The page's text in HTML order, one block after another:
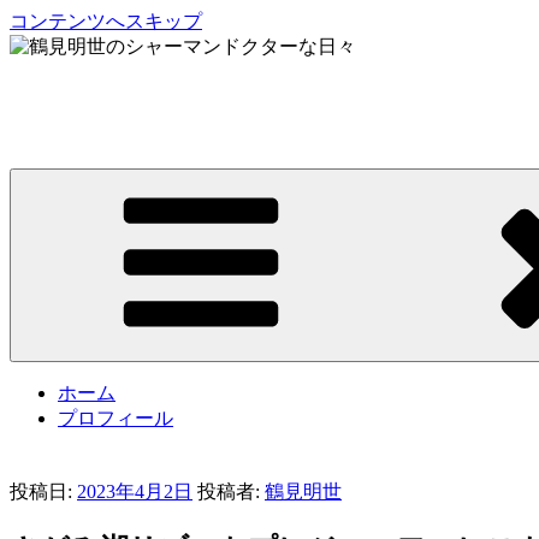
コンテンツへスキップ
ホーム
プロフィール
投稿日: 2023年4月2日 投稿者: 鶴見明世